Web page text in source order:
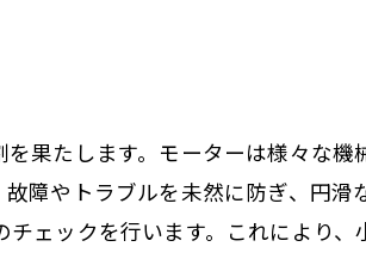
果たします。モーターは様々な
障やトラブルを未然に防ぎ、円滑
ェックを行います。これにより